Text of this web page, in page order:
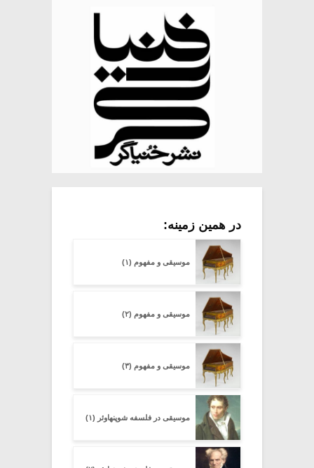
در همین زمینه:
موسیقی و مفهوم (۱)
موسیقی و مفهوم (۲)
موسیقی و مفهوم (۳)
موسیقی در فلسفه شوپنهاوئر (۱)